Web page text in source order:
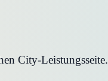
City-Leistungsseite.